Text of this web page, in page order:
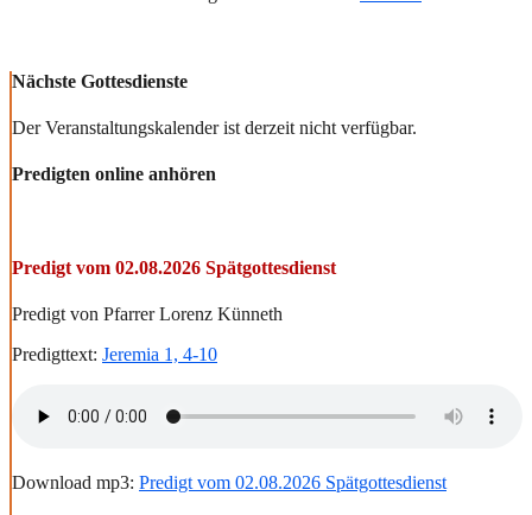
Nächste Gottesdienste
Der Veranstaltungskalender ist derzeit nicht verfügbar.
Predigten online anhören
Predigt vom 02.08.2026 Spätgottesdienst
Predigt von Pfarrer Lorenz Künneth
Predigttext: Jeremia 1, 4-10
Download mp3: Predigt vom 02.08.2026 Spätgottesdienst